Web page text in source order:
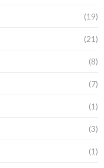
(19)
(21)
(8)
(7)
(1)
(3)
(1)